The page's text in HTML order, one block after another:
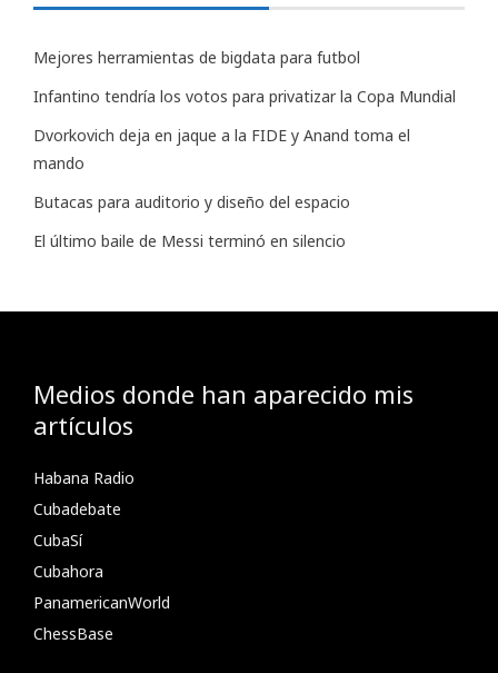
Mejores herramientas de bigdata para futbol
Infantino tendría los votos para privatizar la Copa Mundial
Dvorkovich deja en jaque a la FIDE y Anand toma el
mando
Butacas para auditorio y diseño del espacio
El último baile de Messi terminó en silencio
Medios donde han aparecido mis
artículos
Habana Radio
Cubadebate
CubaSí
Cubahora
PanamericanWorld
ChessBase